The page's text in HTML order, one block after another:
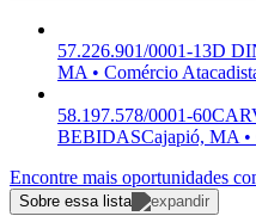
57.226.901/0001-13D
MA • Comércio
58.197.578/0001-60
BEBIDASCajapió, MA •
Encontre mais oportunidades
Sobre essa lista